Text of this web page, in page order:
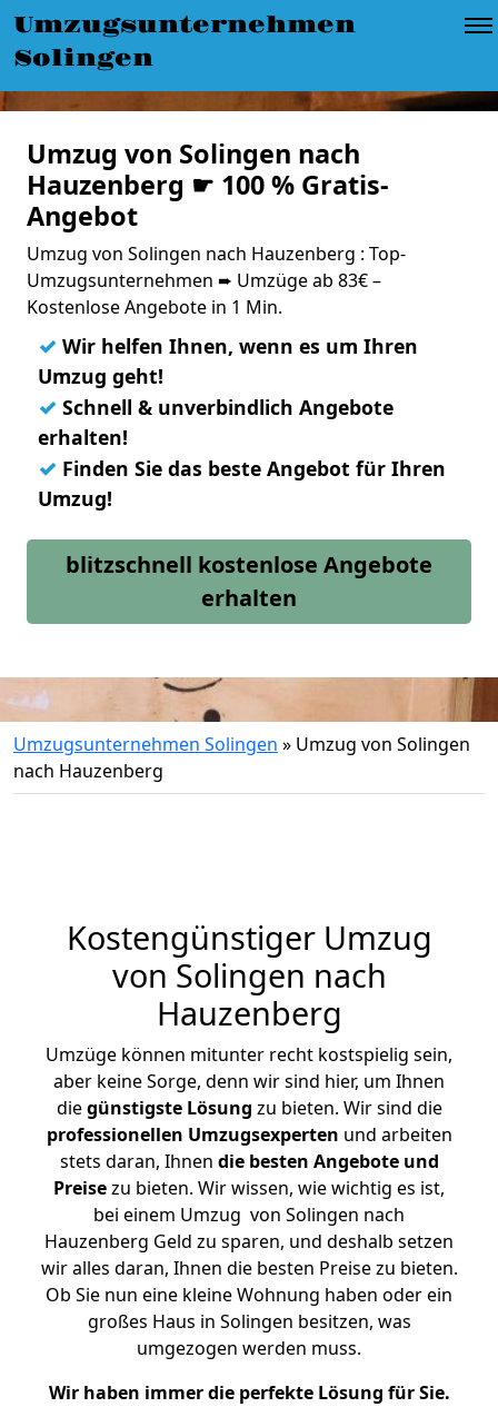
Umzugsunternehmen
Solingen
Umzug von Solingen nach
Hauzenberg ☛ 100 % Gratis-
Angebot
Umzug von Solingen nach Hauzenberg : Top-
Umzugsunternehmen ➨ Umzüge ab 83€ –
Kostenlose Angebote in 1 Min.
✓ Wir helfen Ihnen, wenn es um Ihren
Umzug geht!
✓ Schnell & unverbindlich Angebote
erhalten!
✓ Finden Sie das beste Angebot für Ihren
Umzug!
blitzschnell kostenlose Angebote
erhalten
Umzugsunternehmen Solingen » Umzug von Solingen
nach Hauzenberg
Kostengünstiger Umzug
von Solingen nach
Hauzenberg
Umzüge können mitunter recht kostspielig sein,
aber keine Sorge, denn wir sind hier, um Ihnen
diegünstigste Lösung zu bieten. Wir sind die
professionellen Umzugsexperten und arbeiten
stets daran, Ihnen die besten Angebote und
Preisezu bieten. Wir wissen, wie wichtig es ist,
bei einem Umzug von Solingen nach
Hauzenberg Geld zu sparen, und deshalb setzen
wir alles daran, Ihnen die besten Preise zu bieten.
Ob Sie nun eine kleine Wohnung haben oder ein
großes Haus in Solingen besitzen, was
umgezogen werden muss.
Wir haben immer die perfekte Lösung für Sie.